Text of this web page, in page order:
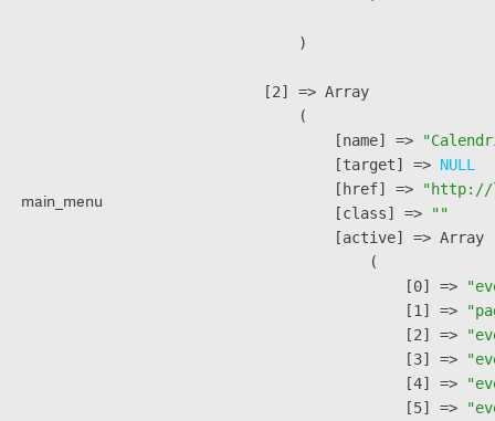
main_menu
        )
    [2] => Array
        (
            [name] =>
            [target] =>
NULL
            [href] =>
"http://
            [class] =>
""
            [active] => Array
                (
                    [0] =>
                    [1] =>
                    [2] =>
                    [3] =>
                    [4] =>
                    [5] =>